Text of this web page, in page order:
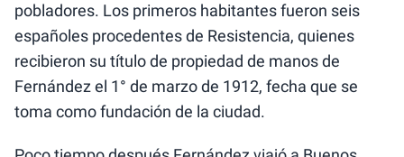
pobladores. Los primeros habitantes fueron seis
españoles procedentes de Resistencia, quienes
recibieron su título de propiedad de manos de
Fernández el 1° de marzo de 1912, fecha que se
toma como fundación de la ciudad.